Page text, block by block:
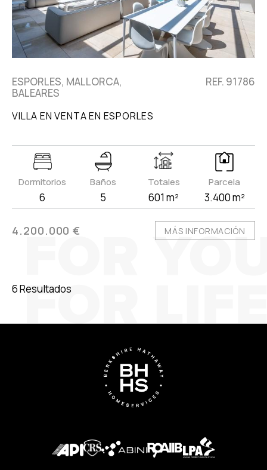
ESPORLES, MALLORCA,
BALEARES
REF. 91786
VILLA EN VENTA EN ESPORLES
Dormitorios
6
Baños
5
Totales
601 m²
Parcela
3.400 m²
4.200.000 € MÁS INFORMACIÓN
6 Resultados